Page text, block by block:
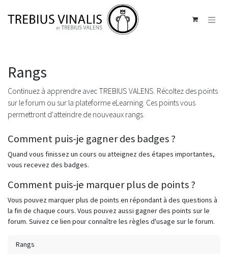
Rangs
Continuez à apprendre avec TREBIUS VALENS. Récoltez des points
sur le forum ou sur la plateforme eLearning. Ces points vous
permettront d'atteindre de nouveaux rangs.
Comment puis-je gagner des badges ?
Quand vous finissez un cours ou atteignez des étapes importantes,
vous recevez des badges.
Comment puis-je marquer plus de points ?
Vous pouvez marquer plus de points en répondant à des questions à
la fin de chaque cours. Vous pouvez aussi gagner des points sur le
forum. Suivez ce lien pour connaître les règles d'usage sur le forum.
Rangs